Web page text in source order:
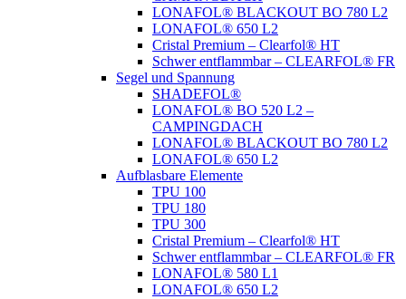
LONAFOL® BLACKOUT BO 780 L2
LONAFOL® 650 L2
Cristal Premium – Clearfol® HT
Schwer entflammbar – CLEARFOL® FR
Segel und Spannung
SHADEFOL®
LONAFOL® BO 520 L2 –
CAMPINGDACH
LONAFOL® BLACKOUT BO 780 L2
LONAFOL® 650 L2
Aufblasbare Elemente
TPU 100
TPU 180
TPU 300
Cristal Premium – Clearfol® HT
Schwer entflammbar – CLEARFOL® FR
LONAFOL® 580 L1
LONAFOL® 650 L2